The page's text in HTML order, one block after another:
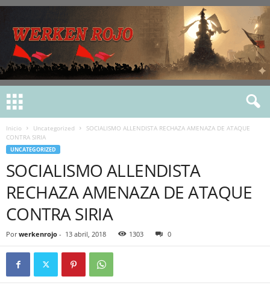
Inicio Uncategorized
SOCIALISMO ALLENDISTA RECHAZA AMENAZA DE ATAQUE
CONTRA SIRIA
UNCATEGORIZED
SOCIALISMO ALLENDISTA
RECHAZA AMENAZA DE ATAQUE
CONTRA SIRIA
Por werkenrojo - 13 abril, 2018 1303 0